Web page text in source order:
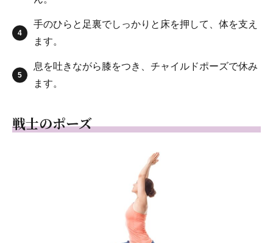
手のひらと足裏でしっかりと床を押して、体を支え
ます。
息を吐きながら膝をつき、チャイルドポーズで休み
ます。
戦士のポーズ